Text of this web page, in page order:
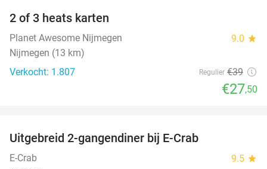
2 of 3 heats karten
Planet Awesome Nijmegen 9.0 star
Nijmegen (13 km)
Verkocht: 1.807
Regulier €39
€27,50
Uitgebreid 2-gangendiner bij E-Crab
E-Crab 9.5 star